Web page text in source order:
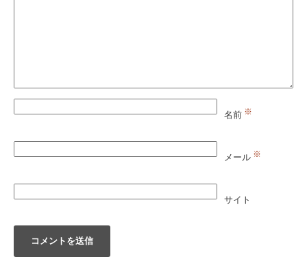
名前 ※
メール ※
サイト